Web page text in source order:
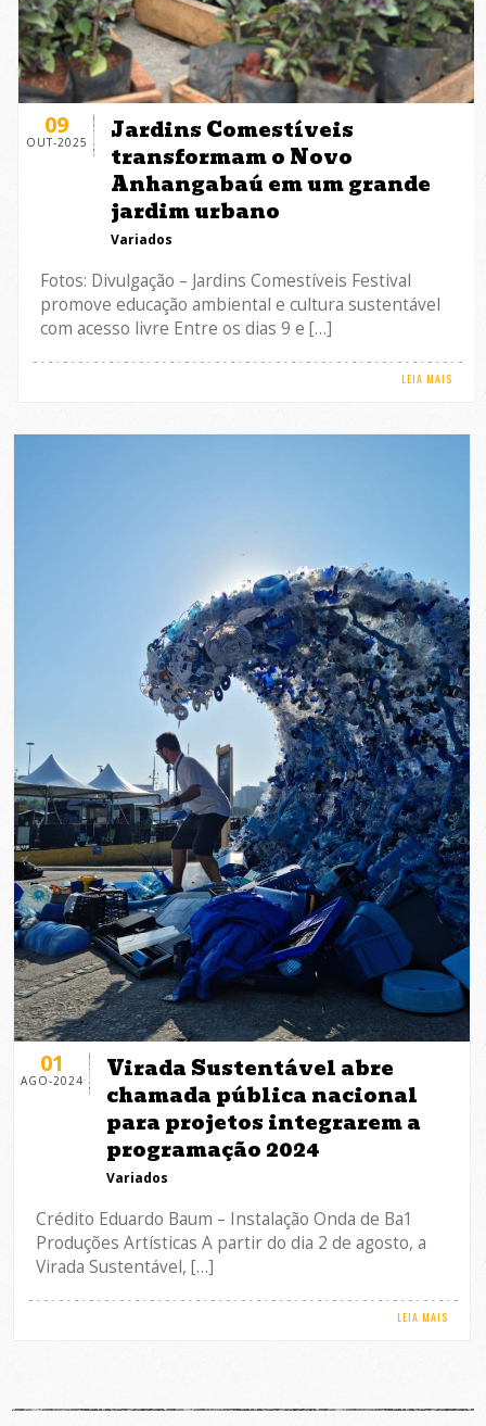
09
OUT-2025
Jardins Comestíveis
transformam o Novo
Anhangabaú em um grande
jardim urbano
Variados
Fotos: Divulgação – Jardins Comestíveis Festival
promove educação ambiental e cultura sustentável
com acesso livre Entre os dias 9 e […]
LEIA MAIS
01
AGO-2024
Virada Sustentável abre
chamada pública nacional
para projetos integrarem a
programação 2024
Variados
Crédito Eduardo Baum – Instalação Onda de Ba1
Produções Artísticas A partir do dia 2 de agosto, a
Virada Sustentável, […]
LEIA MAIS